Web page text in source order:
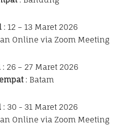
: 12 – 13 Maret 2026
Online via Zoom Meeting
: 26 – 27 Maret 2026
: Batam
: 30 - 31 Maret 2026
Online via Zoom Meeting